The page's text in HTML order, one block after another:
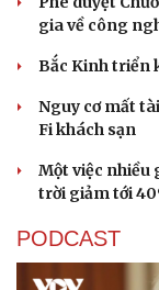
Nam khoa
Phòng mạch online
gia về công
Bắc Kinh triển
Nguy cơ mất
Fi khách sạn
Một việc nhiều
trời giảm tới
PODCAST